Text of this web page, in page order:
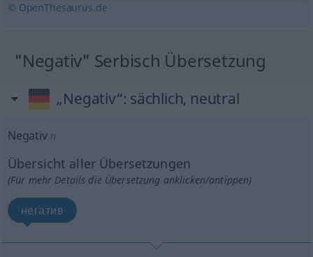
© OpenThesaurus.de
"Negativ" Serbisch Übersetzung
„Negativ“: sächlich, neutral
Negativn
Übersicht aller Übersetzungen
(Für mehr Details die Übersetzung anklicken/antippen)
негатив